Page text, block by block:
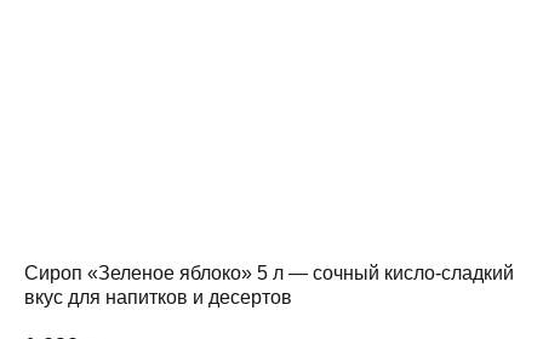
Сироп «Зеленое яблоко» 5 л — сочный кисло-сладкий
вкус для напитков и десертов